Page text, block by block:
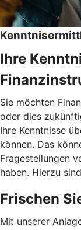
Ihre
Sie möchten
oder dies
Ihre Kenntnisse
können. Das
Fragestellungen
haben. Hierzu
Frischen
Mit unserer